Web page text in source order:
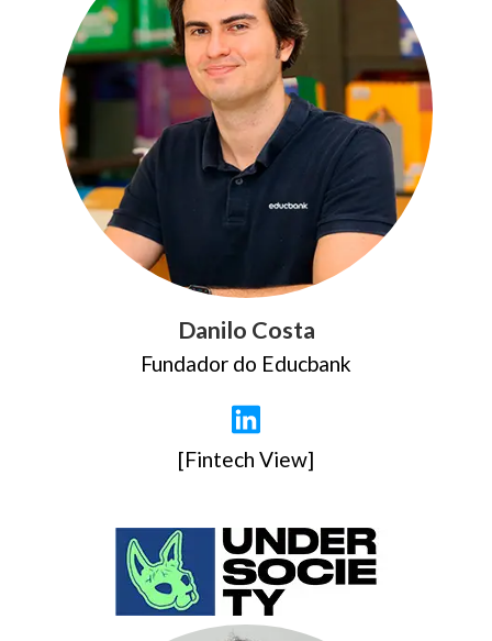
Danilo Costa
Fundador do Educbank
[Fintech View]